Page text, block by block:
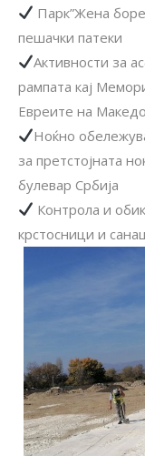
Парк”Жена
пешачки патеки
Активности за
рампата кај
Евреите на
Ноќно
за претстојната
булевар Србија
Контрола и
крстосници и